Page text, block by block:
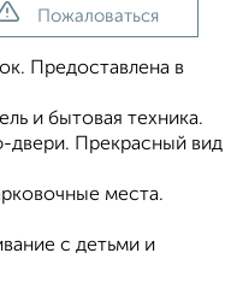
Пожаловаться
Предоставлена в
и бытовая техника.
двери. Прекрасный вид
места.
с детьми и